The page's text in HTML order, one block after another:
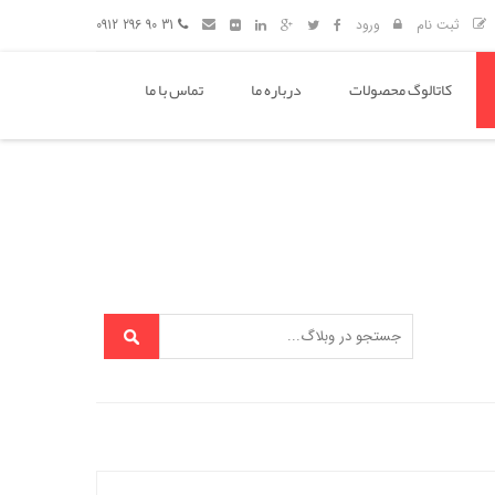
ثبت نام ورود
کاتالوگ محصولات درباره ما تماس با ما